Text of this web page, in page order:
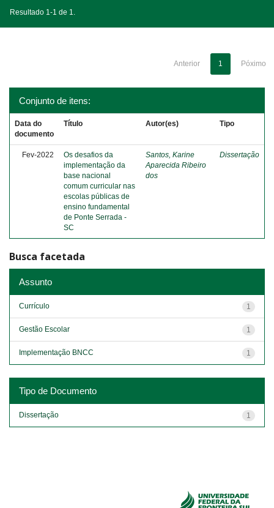
Resultado 1-1 de 1.
Anterior 1 Póximo
Conjunto de itens:
Data do
documento
Título Autor(es) Tipo
Fev-2022
Os desafios da
implementação da
base nacional
comum curricular nas
escolas públicas de
ensino fundamental
de Ponte Serrada -
SC
Santos, Karine
Aparecida Ribeiro
dos
Dissertação
Busca facetada
Assunto
1
Currículo
1
Gestão Escolar
1
Implementação BNCC
Tipo de Documento
1
Dissertação